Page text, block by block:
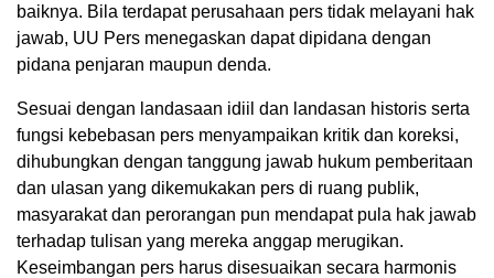
baiknya. Bila terdapat perusahaan pers tidak melayani hak
jawab, UU Pers menegaskan dapat dipidana dengan
pidana penjaran maupun denda.
Sesuai dengan landasaan idiil dan landasan historis serta
fungsi kebebasan pers menyampaikan kritik dan koreksi,
dihubungkan dengan tanggung jawab hukum pemberitaan
dan ulasan yang dikemukakan pers di ruang publik,
masyarakat dan perorangan pun mendapat pula hak jawab
terhadap tulisan yang mereka anggap merugikan.
Keseimbangan pers harus disesuaikan secara harmonis